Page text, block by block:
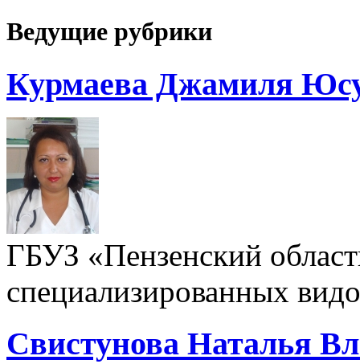
Ведущие рубрики
Курмаева Джамиля
ГБУЗ «Пензенский
специализированных
Свистунова Наталья